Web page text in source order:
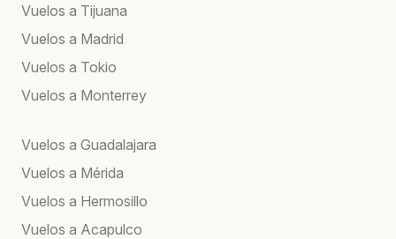
Vuelos a Tijuana
Vuelos a Madrid
Vuelos a Tokio
Vuelos a Monterrey
Vuelos a Guadalajara
Vuelos a Mérida
Vuelos a Hermosillo
Vuelos a Acapulco